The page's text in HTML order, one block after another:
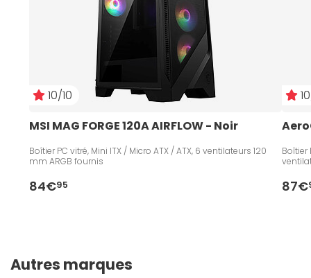
10/10
MSI MAG FORGE 120A AIRFLOW - Noir
Boîtier PC vitré, Mini ITX / Micro ATX / ATX, 6 ventilateurs 120
mm ARGB fournis
84€95
Boîtier
87€
Autres marques